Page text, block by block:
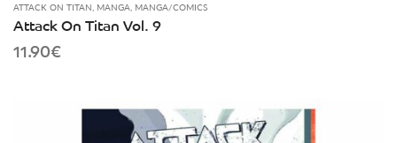
ATTACK ON TITAN, MANGA, MANGA/COMICS
Attack On Titan Vol. 9
11.90€